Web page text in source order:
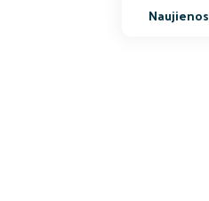
Naujienos